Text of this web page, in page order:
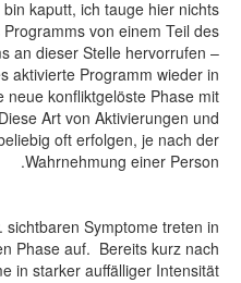
kaputt, ich tauge hier nichts
von einem Teil des
an dieser Stelle hervorrufen –
aktivierte Programm wieder in
neue konfliktgelöste Phase mit
Art von Aktivierungen und
oft erfolgen, je nach der
Wahrnehmung einer Person.
Symptome treten in
Phase auf. Bereits kurz nach
in starker auffälliger Intensität